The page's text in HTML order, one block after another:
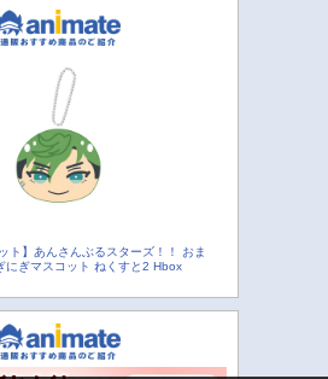
ト】あんさんぶるスターズ！！ おま
にぎマスコット ねくすと2 Hbox